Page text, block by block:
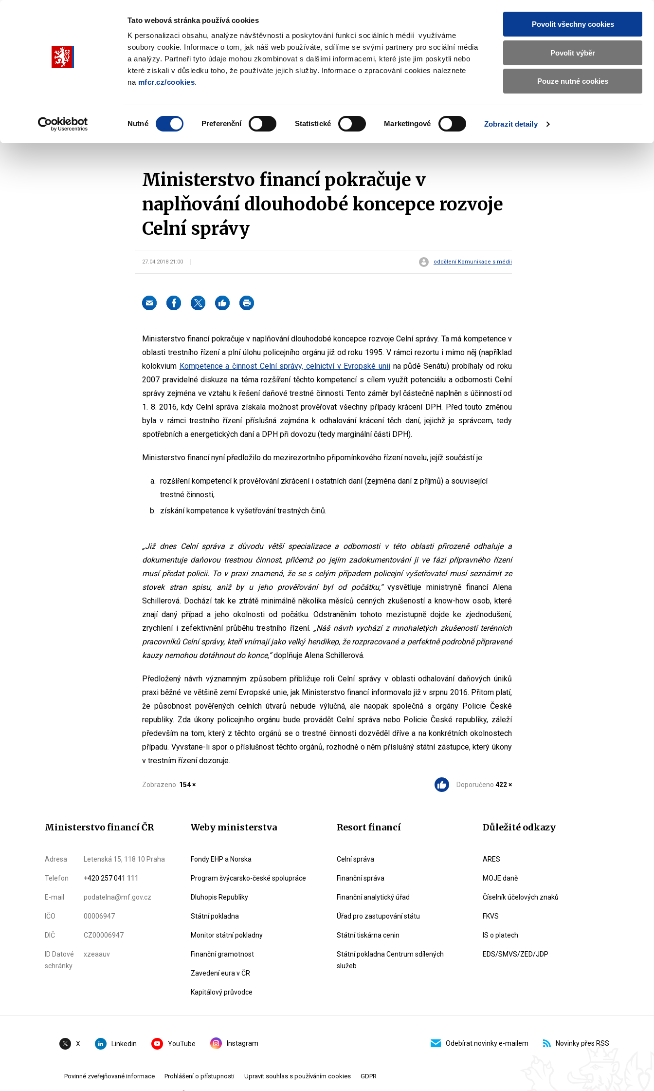
Tato webová stránka používá cookies
K personalizaci obsahu, analýze návštěvnosti a poskytování funkcí sociálních médií využíváme
soubory cookie. Informace o tom, jak náš web používáte, sdílíme se svými partnery pro sociální média
a analýzy. Partneři tyto údaje mohou zkombinovat s dalšími informacemi, které jste jim poskytli nebo
které získali v důsledku toho, že používáte jejich služby. Informace o zpracování cookies naleznete
na mfcr.cz/cookies.
Nutné Preferenční Statistické Marketingové Zobrazit detaily
Povolit všechny cookies
Povolit výběr
Pouze nutné cookies
Vyhledat
CZ EN
Základní
informace
o
Ministerstvu
financí
submenu
submenu
politika
submenu
submenu
účetnictví
submenu
EU
submenu
Tiskové zprávy Ministerstvo financí pokračuje v naplňování dlouhodobé koncepce rozvoje Celní správy
Ministerstvo financí pokračuje v
naplňování dlouhodobé koncepce rozvoje
Celní správy
27.04.2018 21:00 oddělení Komunikace s médii
Ministerstvo financí pokračuje v naplňování dlouhodobé koncepce rozvoje Celní správy. Ta má kompetence v
oblasti trestního řízení a plní úlohu policejního orgánu již od roku 1995. V rámci rezortu i mimo něj (například
kolokvium Kompetence a činnost Celní správy, celnictví v Evropské unii na půdě Senátu) probíhaly od roku
2007 pravidelné diskuze na téma rozšíření těchto kompetencí s cílem využít potenciálu a odbornosti Celní
správy zejména ve vztahu k řešení daňové trestné činnosti. Tento záměr byl částečně naplněn s účinností od
1. 8. 2016, kdy Celní správa získala možnost prověřovat všechny případy krácení DPH. Před touto změnou
byla v rámci trestního řízení příslušná zejména k odhalování krácení těch daní, jejichž je správcem, tedy
spotřebních a energetických daní a DPH při dovozu (tedy marginální části DPH).
Ministerstvo financí nyní předložilo do mezirezortního připomínkového řízení novelu, jejíž součástí je:
rozšíření kompetencí k prověřování zkrácení i ostatních daní (zejména daní z příjmů) a související
trestné činnosti,
získání kompetence k vyšetřování trestných činů.
„Již dnes Celní správa z důvodu větší specializace a odbornosti v této oblasti přirozeně odhaluje a
dokumentuje daňovou trestnou činnost, přičemž po jejím zadokumentování ji ve fázi přípravného řízení
musí předat policii. To v praxi znamená, že se s celým případem policejní vyšetřovatel musí seznámit ze
stovek stran spisu, aniž by u jeho prověřování byl od počátku,“vysvětluje ministryně financí Alena
Schillerová. Dochází tak ke ztrátě minimálně několika měsíců cenných zkušeností a know-how osob, které
znají daný případ a jeho okolnosti od počátku. Odstraněním tohoto mezistupně dojde ke zjednodušení,
zrychlení i zefektivnění průběhu trestního řízení. „Náš návrh vychází z mnohaletých zkušeností terénních
pracovníků Celní správy, kteří vnímají jako velký hendikep, že rozpracované a perfektně podrobně připravené
kauzy nemohou dotáhnout do konce,“doplňuje Alena Schillerová.
Předložený návrh významným způsobem přibližuje roli Celní správy v oblasti odhalování daňových úniků
praxi běžné ve většině zemí Evropské unie, jak Ministerstvo financí informovalo již v srpnu 2016. Přitom platí,
že působnost pověřených celních útvarů nebude výlučná, ale naopak společná s orgány Policie České
republiky. Zda úkony policejního orgánu bude provádět Celní správa nebo Policie České republiky, záleží
především na tom, který z těchto orgánů se o trestné činnosti dozvěděl dříve a na konkrétních okolnostech
případu. Vyvstane-li spor o příslušnost těchto orgánů, rozhodně o něm příslušný státní zástupce, který úkony
v trestním řízení dozoruje.
Zobrazeno 154 × Doporučeno 422 ×
Ministerstvo financí ČR
Adresa Letenská 15, 118 10 Praha
Telefon +420 257 041 111
E-mail podatelna@mf.gov.cz
IČO 00006947
DIČ CZ00006947
ID Datové
schránky
xzeaauv
Weby ministerstva
Fondy EHP a Norska
Program švýcarsko-české spolupráce
Dluhopis Republiky
Státní pokladna
Monitor státní pokladny
Finanční gramotnost
Zavedení eura v ČR
Kapitálový průvodce
Resort financí
Celní správa
Finanční správa
Finanční analytický úřad
Úřad pro zastupování státu
Státní tiskárna cenin
Státní pokladna Centrum sdílených
služeb
Důležité odkazy
ARES
MOJE daně
Číselník účelových znaků
FKVS
IS o platech
EDS/SMVS/ZED/JDP
X Linkedin YouTube Instagram Odebírat novinky e-mailem Novinky přes RSS
Povinné zveřejňované informace Prohlášení o přístupnosti Upravit souhlas s používáním cookies GDPR